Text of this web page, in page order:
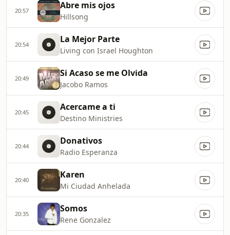
20:57 Abre mis ojos
Hillsong
20:54 La Mejor Parte
Living con Israel Houghton
20:49 Si Acaso se me Olvida
Jacobo Ramos
20:45 Acercame a ti
Destino Ministries
20:44 Donativos
Radio Esperanza
20:40 Karen
Mi Ciudad Anhelada
20:35 Somos
Rene Gonzalez